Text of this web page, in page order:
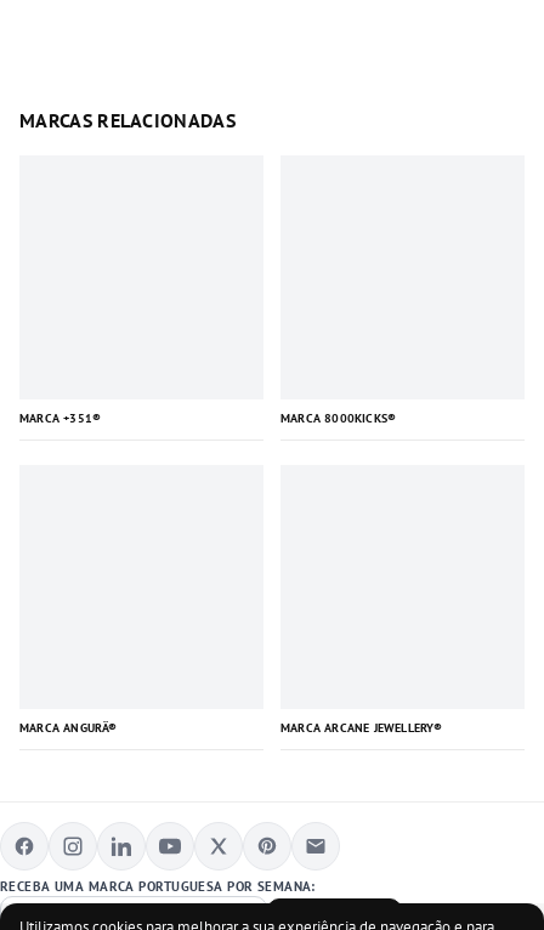
MARCAS RELACIONADAS
MARCA +351® MARCA 8000KICKS®
MARCA ANGURÄ® MARCA ARCANE JEWELLERY®
RECEBA UMA MARCA PORTUGUESA POR SEMANA:
SUBSCREVER